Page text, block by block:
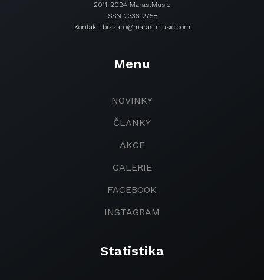
2011-2024 MarastMusic
ISSN 2336-2758
Kontakt: bizzaro@marastmusic.com
Menu
NOVINKY
ČLANKY
AKCE
GALERIE
FACEBOOK
INSTAGRAM
Statistika